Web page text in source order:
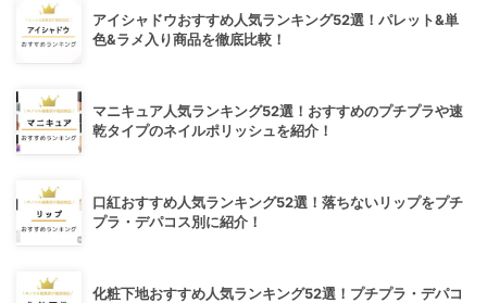
アイシャドウおすすめ人気ランキング52選！パレット&単
色&ラメ入り商品を徹底比較！
マニキュア人気ランキング52選！おすすめのプチプラや速
乾タイプのネイルポリッシュを紹介！
口紅おすすめ人気ランキング52選！落ちないリップをプチ
プラ・デパコス別に紹介！
化粧下地おすすめ人気ランキング52選！プチプラ・デパコ